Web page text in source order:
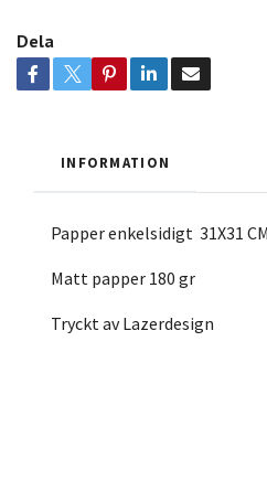
Dela
INFORMATION
Papper enkelsidigt 31X31 CM
Matt papper 180 gr
Tryckt av Lazerdesign